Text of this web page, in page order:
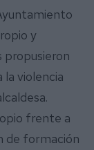
y
propusieron
la violencia
frente a
de formación